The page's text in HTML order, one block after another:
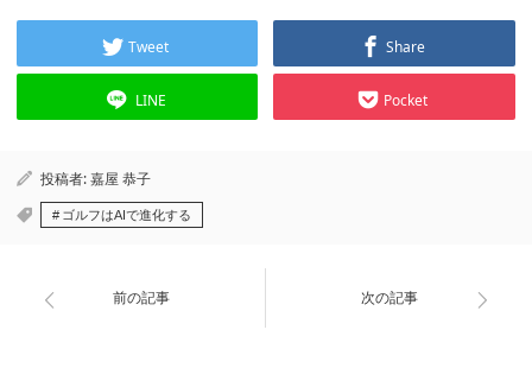
Tweet Share
LINE Pocket
投稿者:嘉屋 恭子
ゴルフはAIで進化する
前の記事 次の記事